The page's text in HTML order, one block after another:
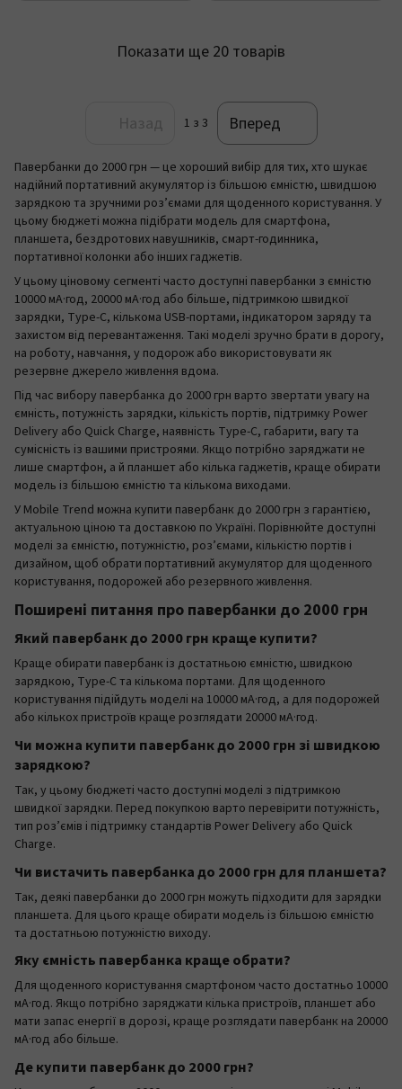
Показати ще 20 товарів
Назад 1 з 3 Вперед
Павербанки до 2000 грн — це хороший вибір для тих, хто шукає
надійний портативний акумулятор із більшою ємністю, швидшою
зарядкою та зручними роз’ємами для щоденного користування. У
цьому бюджеті можна підібрати модель для смартфона,
планшета, бездротових навушників, смарт-годинника,
портативної колонки або інших гаджетів.
У цьому ціновому сегменті часто доступні павербанки з ємністю
10000 мА·год, 20000 мА·год або більше, підтримкою швидкої
зарядки, Type-C, кількома USB-портами, індикатором заряду та
захистом від перевантаження. Такі моделі зручно брати в дорогу,
на роботу, навчання, у подорож або використовувати як
резервне джерело живлення вдома.
Під час вибору павербанка до 2000 грн варто звертати увагу на
ємність, потужність зарядки, кількість портів, підтримку Power
Delivery або Quick Charge, наявність Type-C, габарити, вагу та
сумісність із вашими пристроями. Якщо потрібно заряджати не
лише смартфон, а й планшет або кілька гаджетів, краще обирати
модель із більшою ємністю та кількома виходами.
У Mobile Trend можна купити павербанк до 2000 грн з гарантією,
актуальною ціною та доставкою по Україні. Порівнюйте доступні
моделі за ємністю, потужністю, роз’ємами, кількістю портів і
дизайном, щоб обрати портативний акумулятор для щоденного
користування, подорожей або резервного живлення.
Поширені питання про павербанки до 2000 грн
Який павербанк до 2000 грн краще купити?
Краще обирати павербанк із достатньою ємністю, швидкою
зарядкою, Type-C та кількома портами. Для щоденного
користування підійдуть моделі на 10000 мА·год, а для подорожей
або кількох пристроїв краще розглядати 20000 мА·год.
Чи можна купити павербанк до 2000 грн зі швидкою
зарядкою?
Так, у цьому бюджеті часто доступні моделі з підтримкою
швидкої зарядки. Перед покупкою варто перевірити потужність,
тип роз’ємів і підтримку стандартів Power Delivery або Quick
Charge.
Чи вистачить павербанка до 2000 грн для планшета?
Так, деякі павербанки до 2000 грн можуть підходити для зарядки
планшета. Для цього краще обирати модель із більшою ємністю
та достатньою потужністю виходу.
Яку ємність павербанка краще обрати?
Для щоденного користування смартфоном часто достатньо 10000
мА·год. Якщо потрібно заряджати кілька пристроїв, планшет або
мати запас енергії в дорозі, краще розглядати павербанк на 20000
мА·год або більше.
Де купити павербанк до 2000 грн?